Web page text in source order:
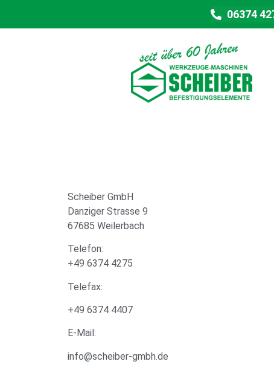
06374
Scheiber GmbH
Danziger Strasse 9
67685 Weilerbach
Telefon:
+49 6374 4275
Telefax:
+49 6374 4407
E-Mail:
info@scheiber-gmbh.de